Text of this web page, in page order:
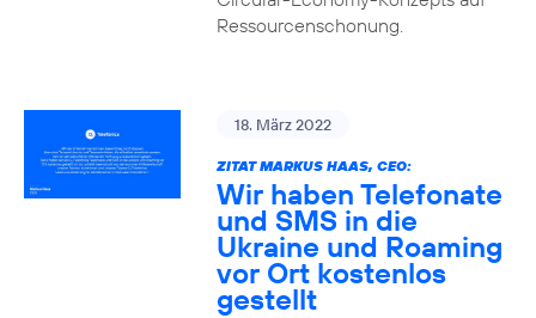
Ressourcenschonung.
18. März 2022
ZITAT MARKUS HAAS, CEO:
Wir haben Telefonate
und SMS in die
Ukraine und Roaming
vor Ort kostenlos
gestellt